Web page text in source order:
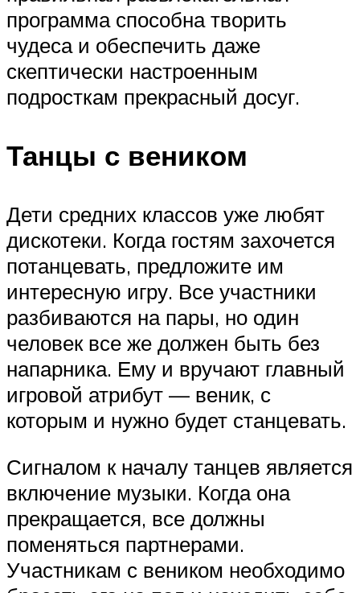
программа способна творить
чудеса и обеспечить даже
скептически настроенным
подросткам прекрасный досуг.
Танцы с веником
Дети средних классов уже любят
дискотеки. Когда гостям захочется
потанцевать, предложите им
интересную игру. Все участники
разбиваются на пары, но один
человек все же должен быть без
напарника. Ему и вручают главный
игровой атрибут — веник, с
которым и нужно будет станцевать.
Сигналом к началу танцев является
включение музыки. Когда она
прекращается, все должны
поменяться партнерами.
Участникам с веником необходимо